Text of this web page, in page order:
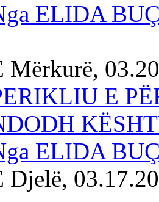
ELIDA
Mërkurë,
E
ELIDA
Djelë,